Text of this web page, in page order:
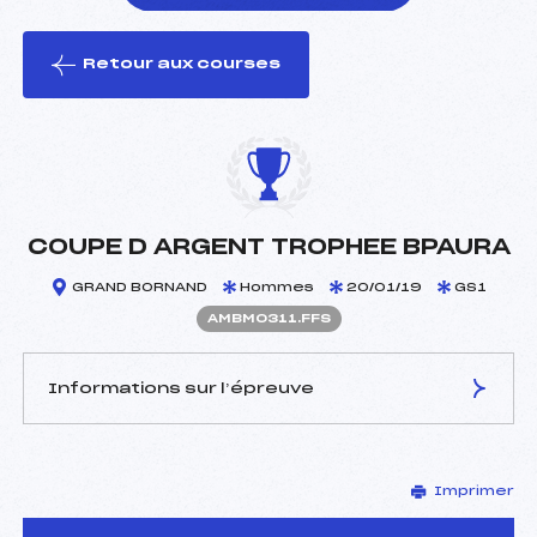
le ski
Retour aux courses
COUPE D ARGENT TROPHEE BPAURA
GRAND BORNAND Hommes 20/01/19 GS1
AMBM0311.FFS
Informations sur l’épreuve
TOCHON FERDOLLET
MICHAEL (MB)
Imprimer